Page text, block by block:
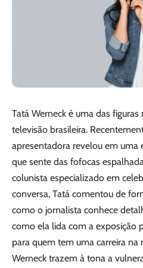
Tatá Werneck é uma das
televisão brasileira.
apresentadora revelou em uma
que sente das fofocas
colunista especializado em
conversa, Tatá comentou de
como o jornalista conhece
como ela lida com a exposição
para quem tem uma carreira na
Werneck trazem à tona a